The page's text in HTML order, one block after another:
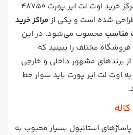
دارد. مساحت تقریبی مرکز خرید اوت لت ایر پورت 48750
مراکز خرید
مناسب محسوب می‌شود. در این
مرکز خرید می‌توانید 96 فروشگاه مختلف را ببینید که
برندهای مشهور داخلی و خارجی
اوت لت ایر پورت باید سوار خط
استانبول بسیار محبوب به